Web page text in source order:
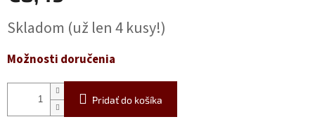
cena:
Skladom (už len 4 kusy!)
Možnosti doručenia
Pridať do košíka